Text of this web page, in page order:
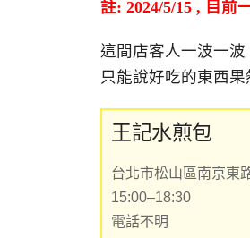
註: 2024/5/15 , 目前
這間店客人一波一
只能說好吃的東西
王記水煎包
台北市松山區南京東
15:00–18:30
電話不明